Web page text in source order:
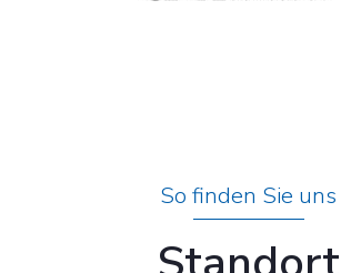
So finden Sie uns